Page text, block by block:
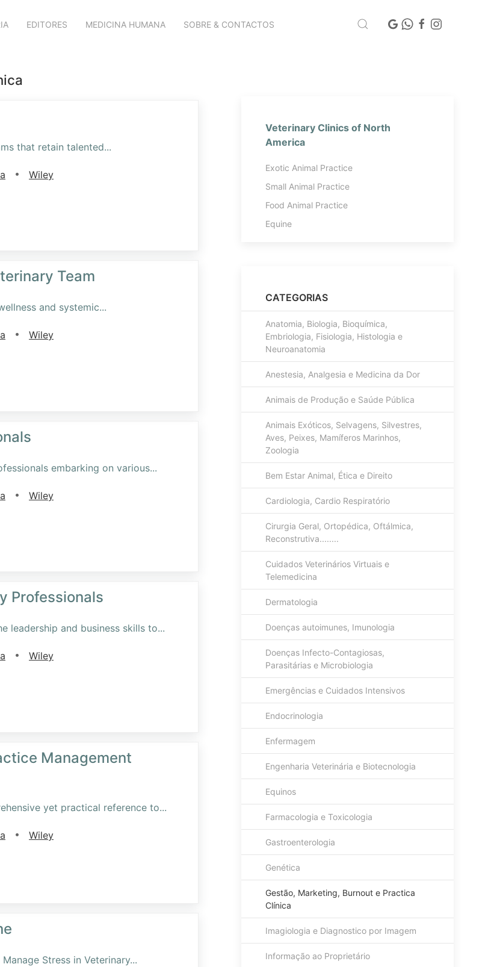
EDITORES MEDICINA HUMANA SOBRE & CONTACTOS
that retain talented...
• Wiley
Team
and systemic...
• Wiley
embarking on various...
• Wiley
Professionals
leadership and business skills to...
• Wiley
Management
yet practical reference to...
• Wiley
Stress in Veterinary...
Veterinary Clinics of North
America
Exotic Animal Practice
Small Animal Practice
Food Animal Practice
Equine
CATEGORIAS
Anatomia, Biologia, Bioquímica,
Embriologia, Fisiologia, Histologia e
Neuroanatomia
Anestesia, Analgesia e Medicina da Dor
Animais de Produção e Saúde Pública
Animais Exóticos, Selvagens, Silvestres,
Aves, Peixes, Mamíferos Marinhos,
Zoologia
Bem Estar Animal, Ética e Direito
Cardiologia, Cardio Respiratório
Cirurgia Geral, Ortopédica, Oftálmica,
Reconstrutiva........
Cuidados Veterinários Virtuais e
Telemedicina
Dermatologia
Doenças autoimunes, Imunologia
Doenças Infecto-Contagiosas,
Parasitárias e Microbiologia
Emergências e Cuidados Intensivos
Endocrinologia
Enfermagem
Engenharia Veterinária e Biotecnologia
Equinos
Farmacologia e Toxicologia
Gastroenterologia
Genética
Gestão, Marketing, Burnout e Practica
Clínica
Imagiologia e Diagnostico por Imagem
Informação ao Proprietário